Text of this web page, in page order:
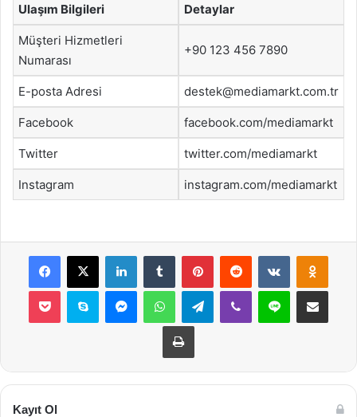
Ulaşım Bilgileri Detaylar
Müşteri Hizmetleri
Numarası
+90 123 456 7890
E-posta Adresi destek@mediamarkt.com.tr
Facebook facebook.com/mediamarkt
Twitter twitter.com/mediamarkt
Instagram instagram.com/mediamarkt
Facebook
X LinkedInTumblr PinterestReddit VKontakte
Pocket Skype MessengerWhatsAppTelegramViber Line E-Posta ile
Yazdır
Kayıt Ol